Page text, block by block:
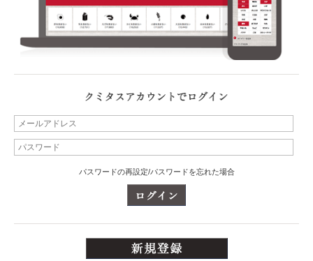
パスワードの再設定/パスワードを忘れた場合